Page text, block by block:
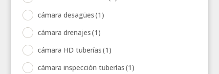
cámara desagües(1)
cámara drenajes(1)
cámara HD tuberías(1)
cámara inspección tuberías(1)